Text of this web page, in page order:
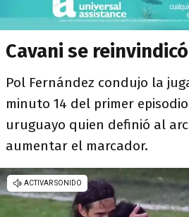
Cavani se reinvindicó
Pol Fernández condujo la
minuto 14 del primer
uruguayo quien definió al
aumentar el marcador.